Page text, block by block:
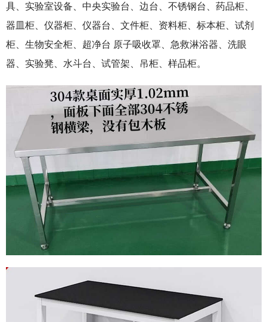
具、实验室设备、中央实验台、边台、不锈钢台、药品柜、
器皿柜、仪器柜、仪器台、文件柜、资料柜、标本柜、试剂
柜、生物安全柜、超净台 原子吸收罩、急救淋浴器、洗眼
器、实验凳、水斗台、试管架、吊柜、样品柜。